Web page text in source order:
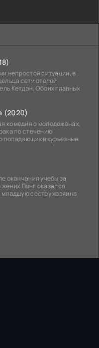
непростой ситуации, в
сети отелей
Кетдэн. Обоих главных
(2020)
комедия о молодоженах,
по стечению
попадающих в курьезные
окончания учебы за
жених Понг оказался
сестру хозяина